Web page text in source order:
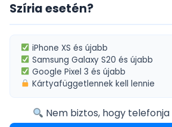
Szíria esetén?
iPhone XS és újabb
Samsung Galaxy S20 és újabb
Google Pixel 3 és újabb
Kártyafüggetlennek kell lennie
Nem biztos, hogy